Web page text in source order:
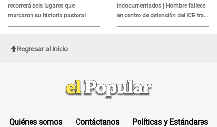
recorrerá seis lugares que
marcaron su historia pastoral
indocumentados | Hombre fallece
en centro de detención del ICE tras
sufrir una "emergencia médica"
Regresar al inicio
Quiénes somos Contáctanos
Políticas y Estándares